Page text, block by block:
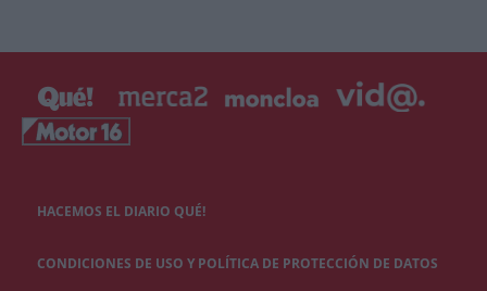
HACEMOS EL DIARIO QUÉ!
CONDICIONES DE USO Y POLÍTICA DE PROTECCIÓN DE DATOS